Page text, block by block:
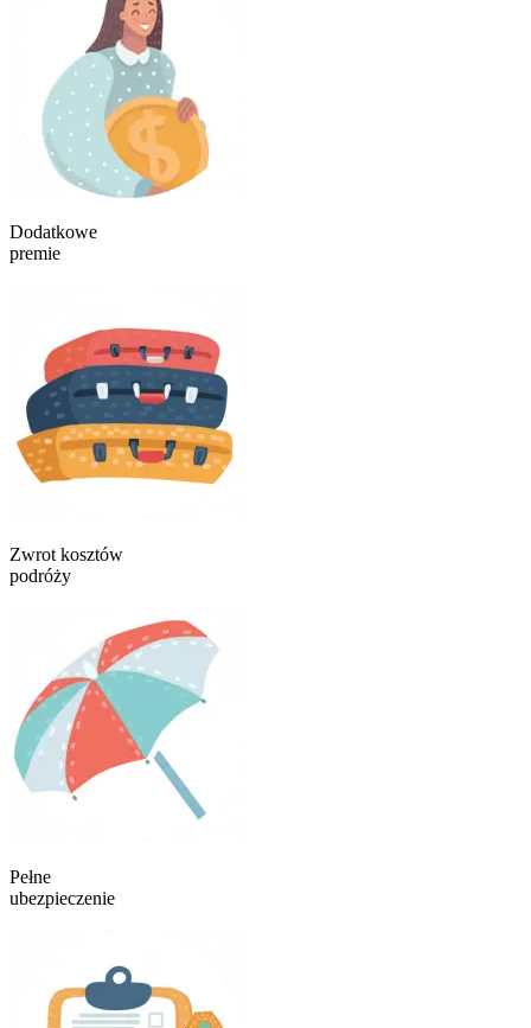
Dodatkowe
premie
Zwrot kosztów
podróży
Pełne
ubezpieczenie